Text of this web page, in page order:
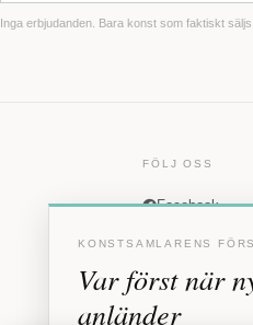
Inga erbjudanden. Bara konst som faktiskt säljs.
FÖLJ OSS
Facebook
KONSTSAMLARENS
Var först när
anländer